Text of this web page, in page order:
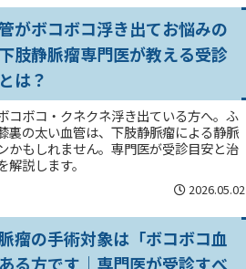
がボコボコ浮き出てお悩みの
肢静脈瘤専門医が教える受診
は？
コボコ・クネクネ浮き出ている方へ。ふ
裏の太い血管は、下肢静脈瘤による静脈
かもしれません。専門医が受診目安と治
解説します。
2026.05.02
瘤の手術対象は「ボコボコ血
る方です｜専門医が受診すべ